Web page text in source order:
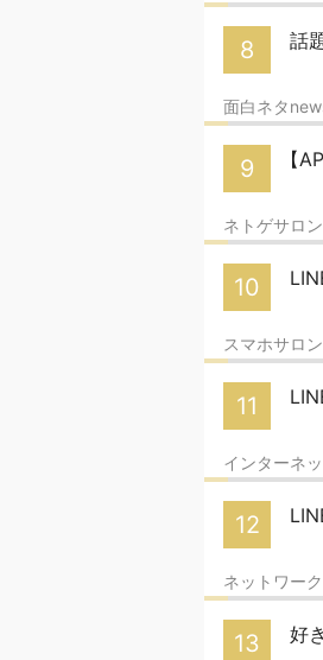
8 話
面白ネタ
9 【
ネトゲサロン
10
スマホサロン
11
インターネ
12
ネットワーク
13 好